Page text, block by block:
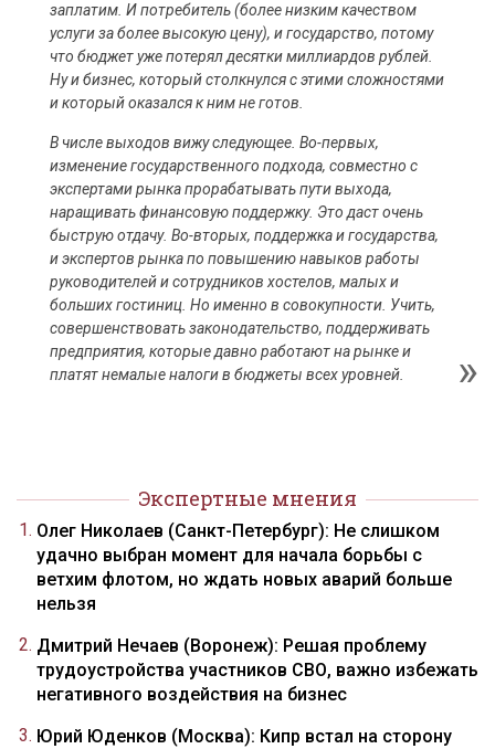
заплатим. И потребитель (более низким качеством
услуги за более высокую цену), и государство, потому
что бюджет уже потерял десятки миллиардов рублей.
Ну и бизнес, который столкнулся с этими сложностями
и который оказался к ним не готов.
В числе выходов вижу следующее. Во-первых,
изменение государственного подхода, совместно с
экспертами рынка прорабатывать пути выхода,
наращивать финансовую поддержку. Это даст очень
быструю отдачу. Во-вторых, поддержка и государства,
и экспертов рынка по повышению навыков работы
руководителей и сотрудников хостелов, малых и
больших гостиниц. Но именно в совокупности. Учить,
совершенствовать законодательство, поддерживать
предприятия, которые давно работают на рынке и
платят немалые налоги в бюджеты всех уровней.
Экспертные мнения
Олег Николаев (Санкт-Петербург): Не слишком
удачно выбран момент для начала борьбы с
ветхим флотом, но ждать новых аварий больше
нельзя
Дмитрий Нечаев (Воронеж): Решая проблему
трудоустройства участников СВО, важно избежать
негативного воздействия на бизнес
Юрий Юденков (Москва): Кипр встал на сторону